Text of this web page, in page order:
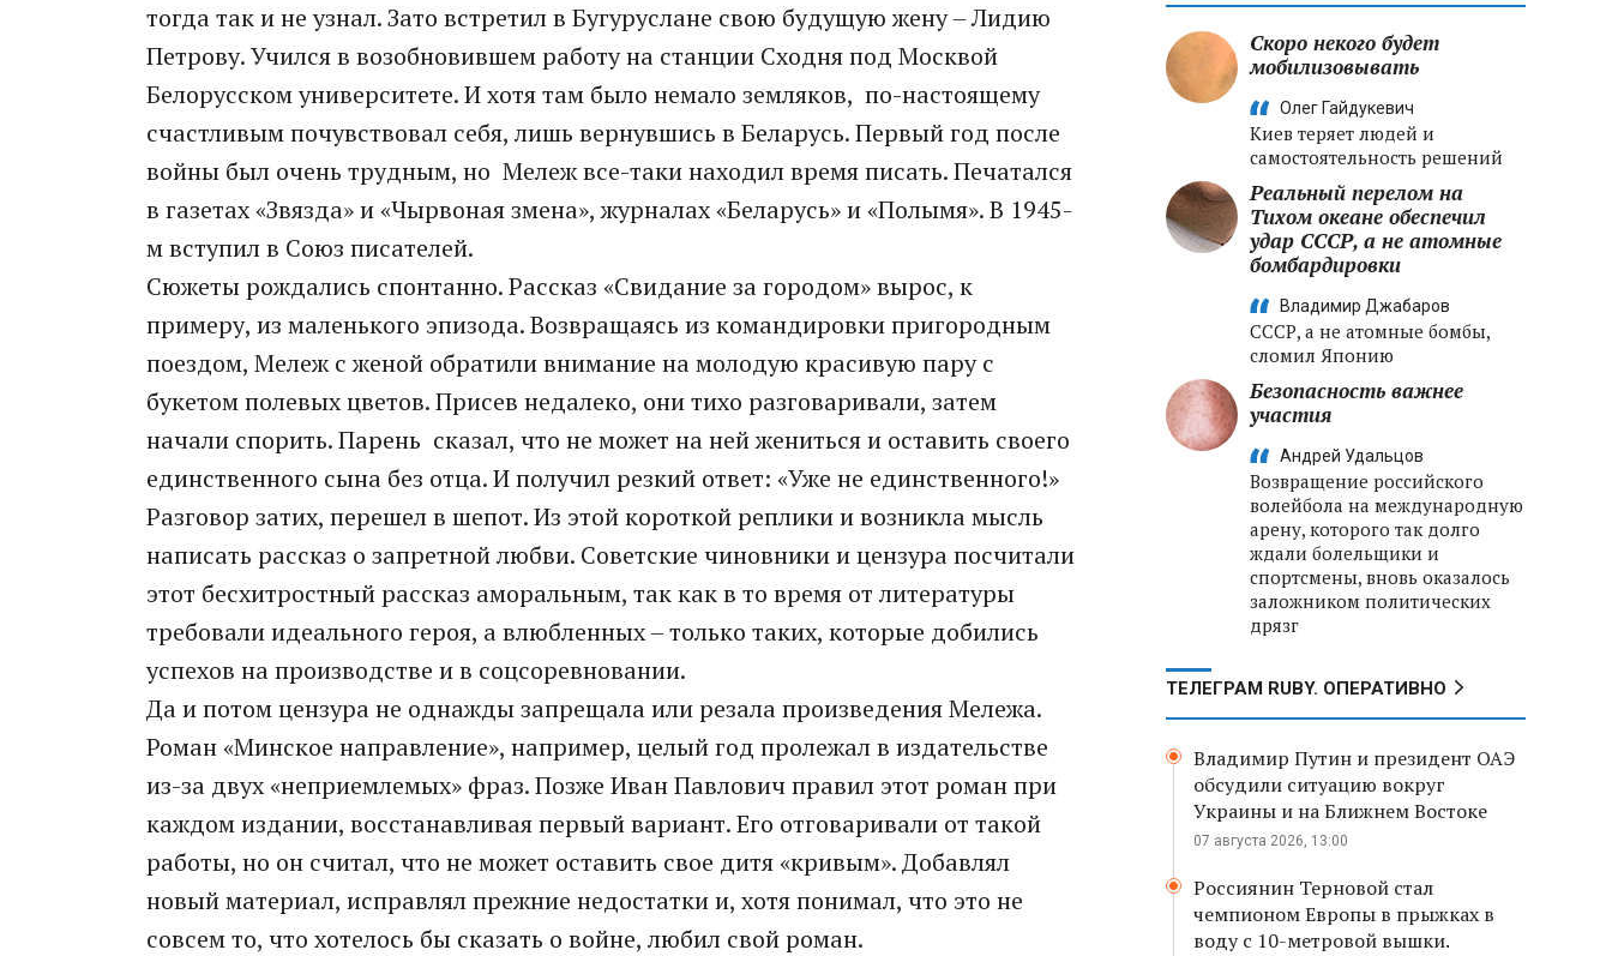
тогда так и не узнал. Зато встретил в Бугуруслане свою будущую жену – Лидию
Петрову. Учился в возобновившем работу на станции Сходня под Москвой
Белорусском университете. И хотя там было немало земляков, по-настоящему
счастливым почувствовал себя, лишь вернувшись в Беларусь. Первый год после
войны был очень трудным, но Мележ все-таки находил время писать. Печатался
в газетах «Звязда» и «Чырвоная змена», журналах «Беларусь» и «Полымя». В 1945-
м вступил в Союз писателей.
Сюжеты рождались спонтанно. Рассказ «Свидание за городом» вырос, к
примеру, из маленького эпизода. Возвращаясь из командировки пригородным
поездом, Мележ с женой обратили внимание на молодую красивую пару с
букетом полевых цветов. Присев недалеко, они тихо разговаривали, затем
начали спорить. Парень сказал, что не может на ней жениться и оставить своего
единственного сына без отца. И получил резкий ответ: «Уже не единственного!»
Разговор затих, перешел в шепот. Из этой короткой реплики и возникла мысль
написать рассказ о запретной любви. Советские чиновники и цензура посчитали
этот бесхитростный рассказ аморальным, так как в то время от литературы
требовали идеального героя, а влюбленных – только таких, которые добились
успехов на производстве и в соцсоревновании.
Да и потом цензура не однажды запрещала или резала произведения Мележа.
Роман «Минское направление», например, целый год пролежал в издательстве
из-за двух «неприемлемых» фраз. Позже Иван Павлович правил этот роман при
каждом издании, восстанавливая первый вариант. Его отговаривали от такой
работы, но он считал, что не может оставить свое дитя «кривым». Добавлял
новый материал, исправлял прежние недостатки и, хотя понимал, что это не
совсем то, что хотелось бы сказать о войне, любил свой роман.
криптообменников в «Москва-
Сити», через которую
украинские call-центры
выводили похищенные деньги
Скоро некого будет
мобилизовывать
Олег Гайдукевич
Киев теряет людей и
самостоятельность решений
Реальный перелом на
Тихом океане обеспечил
удар СССР, а не атомные
бомбардировки
Владимир Джабаров
СССР, а не атомные бомбы,
сломил Японию
Безопасность важнее
участия
Андрей Удальцов
Возвращение российского
волейбола на международную
арену, которого так долго
ждали болельщики и
спортсмены, вновь оказалось
заложником политических
дрязг
ТЕЛЕГРАМ RUBY. ОПЕРАТИВНО
Владимир Путин и президент ОАЭ
обсудили ситуацию вокруг
Украины и на Ближнем Востоке
07 августа 2026, 13:00
Россиянин Терновой стал
чемпионом Европы в прыжках в
воду с 10-метровой вышки.